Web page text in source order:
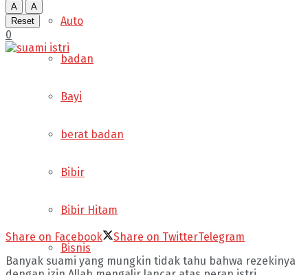
Auto
badan
Bayi
berat badan
Bibir
Bibir Hitam
Bisnis
A
A
Reset
0
Share on Facebook Share on TwitterTelegram
Banyak suami yang mungkin tidak tahu bahwa rezekinya